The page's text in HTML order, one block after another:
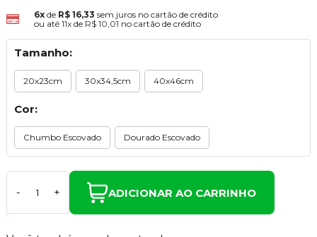
6xde R$ 16,33 sem juros no cartão de crédito
ou até 11xde R$ 10,01 no cartão de crédito
Tamanho:
20x23cm 30x34,5cm 40x46cm
Cor:
Chumbo Escovado Dourado Escovado
- + ADICIONAR AO CARRINHO